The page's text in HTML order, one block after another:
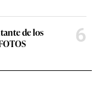
de los
6